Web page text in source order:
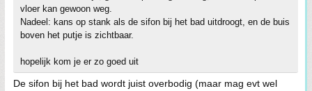
vloer kan gewoon weg.
Nadeel: kans op stank als de sifon bij het bad uitdroogt, en de buis
boven het putje is zichtbaar.
hopelijk kom je er zo goed uit
De sifon bij het bad wordt juist overbodig (maar mag evt wel